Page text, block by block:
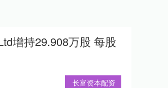
增持29.908万股 每股
长富资本配资